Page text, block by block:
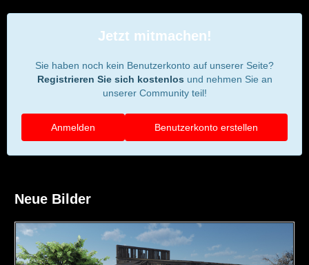
Jetzt mitmachen!
Sie haben noch kein Benutzerkonto auf unserer Seite?
Registrieren Sie sich kostenlos und nehmen Sie an
unserer Community teil!
Benutzerkonto erstellen
Anmelden
Neue Bilder